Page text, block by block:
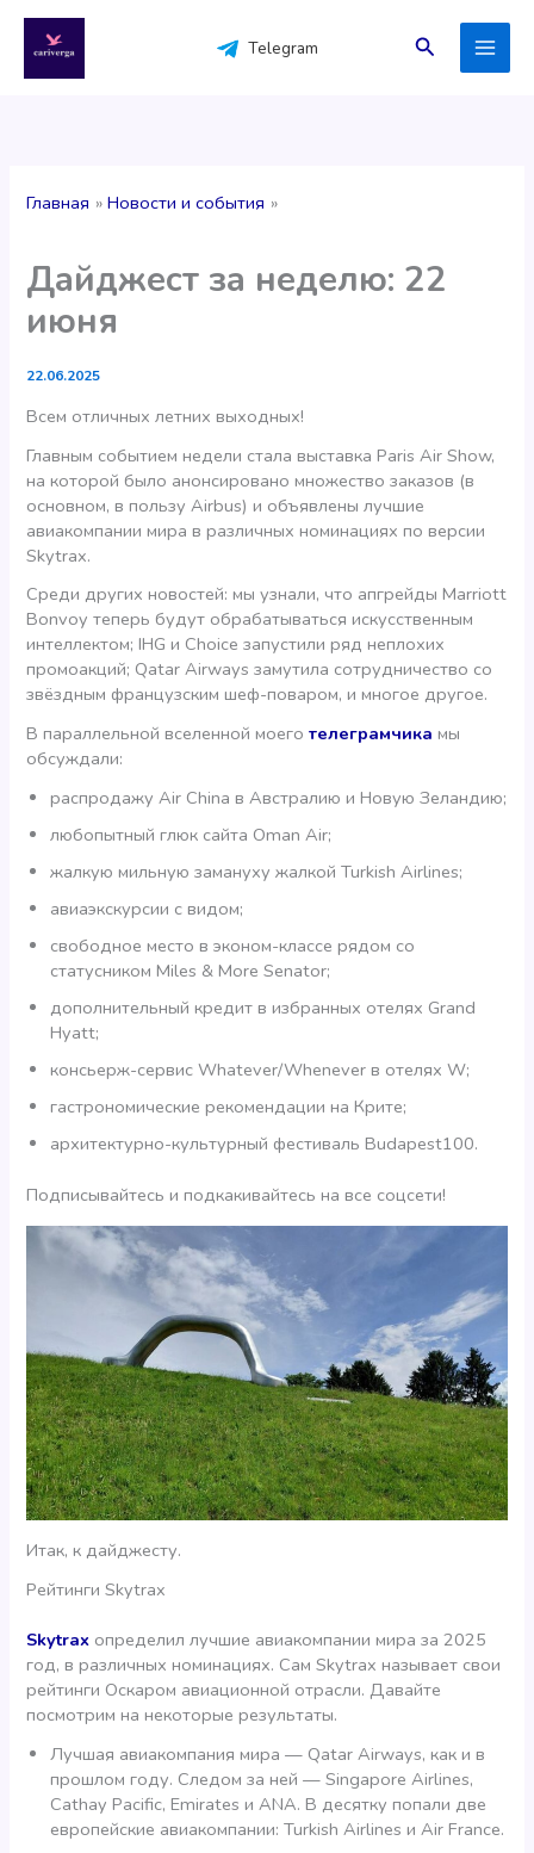
содержимому
Telegram Поиск
Главная Новости и события
Дайджест за неделю: 22
июня
22.06.2025
Всем отличных летних выходных!
Главным событием недели стала выставка Paris Air Show,
на которой было анонсировано множество заказов (в
основном, в пользу Airbus) и объявлены лучшие
авиакомпании мира в различных номинациях по версии
Skytrax.
Среди других новостей: мы узнали, что апгрейды Marriott
Bonvoy теперь будут обрабатываться искусственным
интеллектом; IHG и Choice запустили ряд неплохих
промоакций; Qatar Airways замутила сотрудничество со
звёздным французским шеф-поваром, и многое другое.
В параллельной вселенной моеготелеграмчика мы
обсуждали:
распродажу Air China в Австралию и Новую Зеландию;
любопытный глюк сайта Oman Air;
жалкую мильную замануху жалкой Turkish Airlines;
авиаэкскурсии с видом;
свободное место в эконом-классе рядом со
статусником Miles & More Senator;
дополнительный кредит в избранных отелях Grand
Hyatt;
консьерж-сервис Whatever/Whenever в отелях W;
гастрономические рекомендации на Крите;
архитектурно-культурный фестиваль Budapest100.
Подписывайтесь и подкакивайтесь на все соцсети!
Итак, к дайджесту.
Рейтинги Skytrax
Skytrax определил лучшие авиакомпании мира за 2025
год, в различных номинациях. Сам Skytrax называет свои
рейтинги Оскаром авиационной отрасли. Давайте
посмотрим на некоторые результаты.
Лучшая авиакомпания мира — Qatar Airways, как и в
прошлом году. Следом за ней — Singapore Airlines,
Cathay Pacific, Emirates и ANA. В десятку попали две
европейские авиакомпании: Turkish Airlines и Air France.